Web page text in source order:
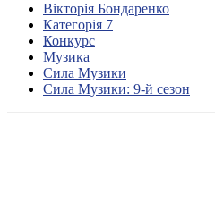
Вікторія Бондаренко
Категорія 7
Конкурс
Музика
Сила Музики
Сила Музики: 9-й сезон